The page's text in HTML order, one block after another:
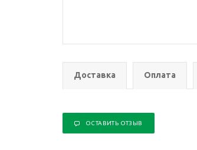
Доставка Оплата
ОСТАВИТЬ ОТЗЫВ